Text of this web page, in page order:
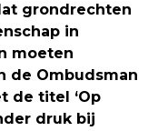
grondrechten
in
moeten
de Ombudsman
de titel ‘Op
druk bij